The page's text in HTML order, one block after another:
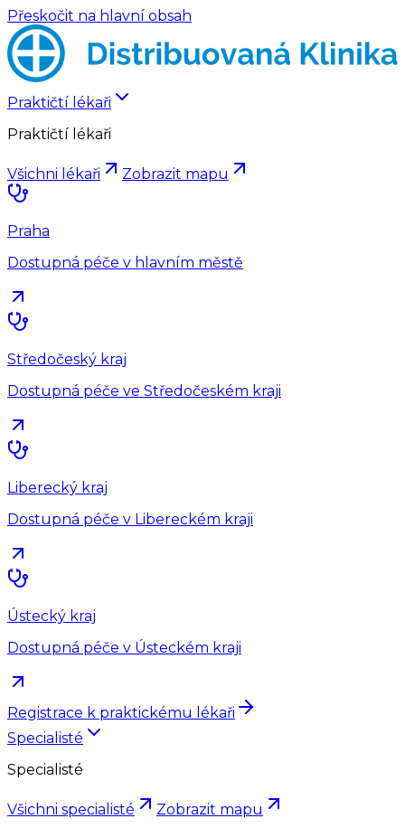
Přeskočit na hlavní obsah
Praktičtí lékaři
Praktičtí lékaři
Všichni lékaři Zobrazit mapu
Praha
Dostupná péče v hlavním městě
Středočeský kraj
Dostupná péče ve Středočeském kraji
Liberecký kraj
Dostupná péče v Libereckém kraji
Ústecký kraj
Dostupná péče v Ústeckém kraji
Registrace k praktickému lékaři
Specialisté
Specialisté
Všichni specialisté
Zobrazit mapu